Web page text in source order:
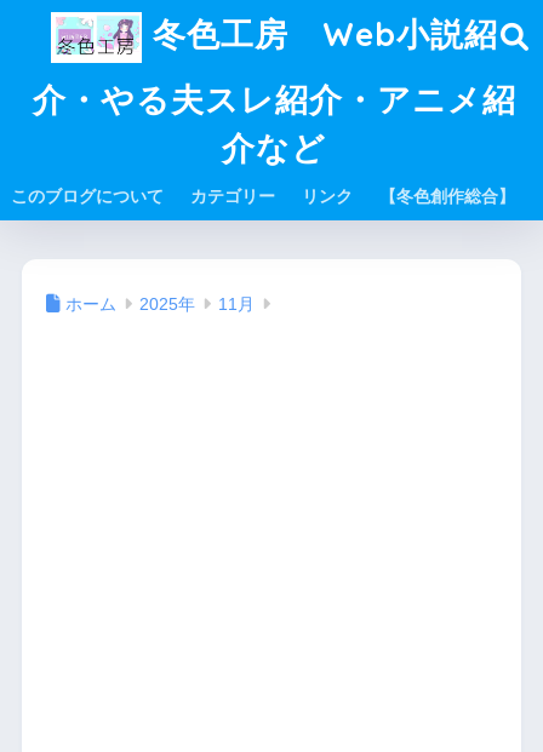
冬色工房 Web小説紹
介・やる夫スレ紹介・アニメ紹
介など
このブログについて カテゴリー リンク 【冬色創作総合】
ホーム 2025年 11月